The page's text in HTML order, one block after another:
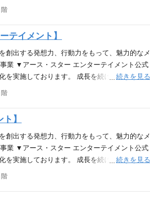
エンタテインメントグループは数年以内のIP
種不問) 【歓迎条件】 取次・書店との流通業
トへの興味・関心が高く、新しいことにも
ております。 『私、能力は平均値でって言っ
やつらがまるで相手にならないんですが。』
スボスが現れた！』 『転生したらドラゴンの
辺境領主様』 『無自覚聖女は今日も無意識
うしても救いたい』など話題の作品を続々刊
クスコンテンツを開発しています。自社で企
Toxic-a- holic】というメディアミックスコン
当初よりメディアミックス展開を睨み、自
で同時並行で走らせていく、メディアミック
テンツのリリース実績があります。他にも発
パートナー企業への営業及びプロジェクト組
がある方 ユーザー目線を持ち、積極的に提
できる方 社内外の関係者と相互に情報交
ートサイト https://www.earthstar.co.jp/ ▼社
テイメント】
創出する発想力、行動力をもって、魅力的なメ
業 ▼アース・スター エンターテイメント公式
を実施しております。 成長を続ける当社のメ
宣伝課：課長１名、イベント専任１名、メ
のメディアミックスIP【ウタヒメドリーム
ア提案を行なうチャンスもございます。 ＜
伝計画の立案実施 ★各種催事（ライブ、発
ョン構築（新規開拓・取材誘致・パブリシテ
イティング・配信 各種プラットフォーム（オ
ルを活用した効果測定と戦略策定 カルチュ
ンの魅力】 カルチュア・エンタテインメン
続きを見る
】
創出する発想力、行動力をもって、魅力的なメ
業 ▼アース・スター エンターテイメント公式
を実施しております。 成長を続ける当社のメ
報宣伝課 ／ 課長１名、イベント専任１
ジナルのメディアミックスIP 【補講男子（公
続きを見る